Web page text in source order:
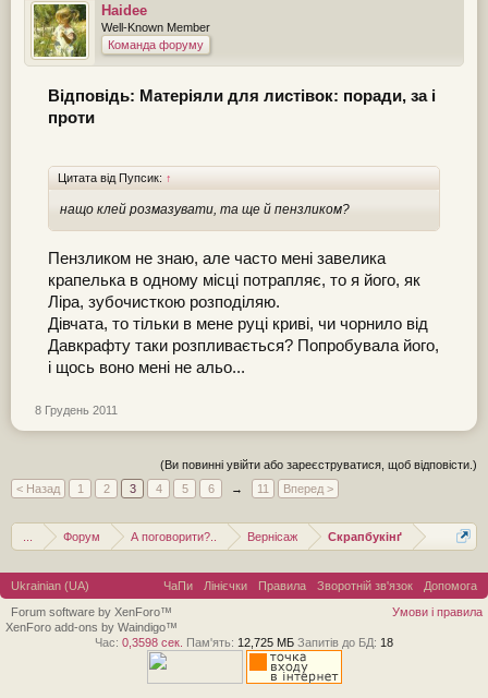
Haidee
Well-Known Member
Команда форуму
Відповідь: Матеріяли для листівок: поради, за і
проти
Цитата від Пупсик: ↑
нащо клей розмазувати, та ще й пензликом?
Пензликом не знаю, але часто мені завелика
крапелька в одному місці потрапляє, то я його, як
Ліра, зубочисткою розподіляю.
Дівчата, то тільки в мене руці криві, чи чорнило від
Давкрафту таки розпливається? Попробувала його,
і щось воно мені не альо...
8 Грудень 2011
(Ви повинні увійти або зареєструватися, щоб відповісти.)
< Назад
1 2 3 4 5 6 → 11 Вперед >
Форум А поговорити?.. Вернісаж Скрапбукінґ
Ukrainian (UA) ЧаПи Лінієчки Правила Зворотній зв'язок
Допомога
Умови і правила
Forum software by XenForo™
XenForo add-ons by Waindigo™
Час: 0,3598 сек. Пам'ять: 12,725 МБ Запитів до БД: 18